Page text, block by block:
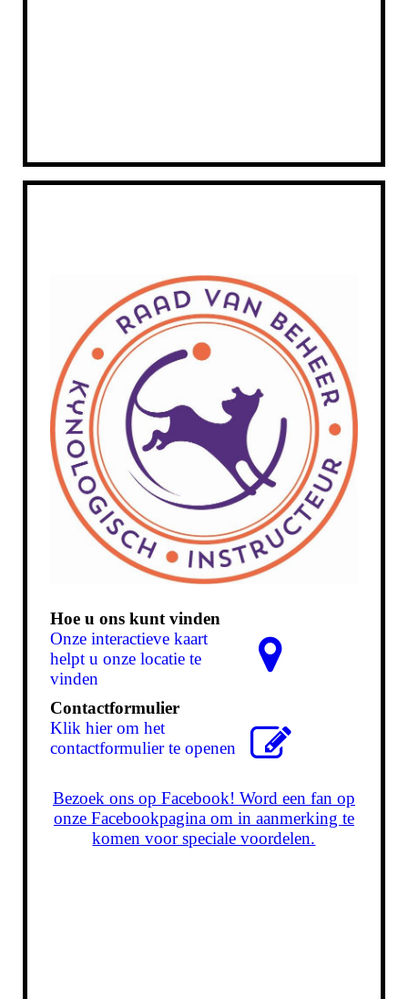
Hoe u ons kunt vinden
Onze interactieve kaart
helpt u onze locatie te
vinden
Contactformulier
Klik hier om het
contactformulier te openen
Bezoek ons op Facebook! Word een fan op
onze Facebookpagina om in aanmerking te
komen voor speciale voordelen.